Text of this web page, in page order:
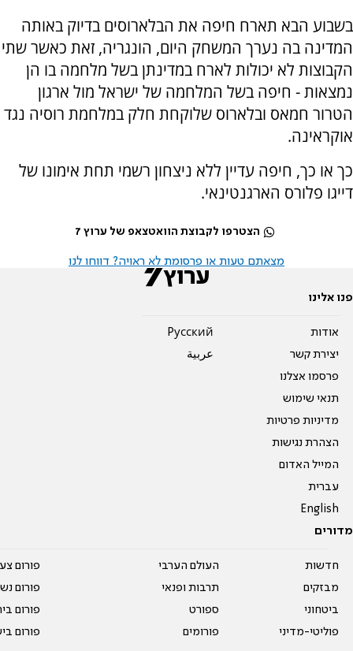
בשבוע הבא תארח חיפה את הבלארוסים בדיוק באותה
המדינה בה נערך המשחק היום, הונגריה, זאת כאשר שתי
הקבוצות לא יכולות לארח במדינתן בשל מלחמה בו הן
נמצאות - חיפה בשל המלחמה של ישראל מול ארגון
הטרור חמאס ובלארוס שלוקחת חלק במלחמת רוסיה נגד
אוקראינה.
כך או כך, חיפה עדיין ללא ניצחון רשמי תחת אימונו של
דייגו פלורס הארגנטינאי.
הצטרפו לקבוצת הוואטצאפ של ערוץ 7
מצאתם טעות או פרסומת לא ראויה? דווחו לנו
פנו אלינו
אודות
יצירת קשר
פרסמו אצלנו
תנאי שימוש
מדיניות פרטיות
הצהרת נגישות
המייל האדום
עברית
English
Pусский
عربية
מדורים
חדשות
מבזקים
ביטחוני
פוליטי-מדיני
העולם הערבי
תרבות ופנאי
ספורט
פורומים
פורום
פורום
פורום
פורום